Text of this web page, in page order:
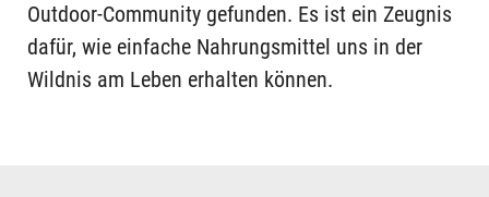
Outdoor-Community gefunden. Es ist ein Zeugnis
dafür, wie einfache Nahrungsmittel uns in der
Wildnis am Leben erhalten können.